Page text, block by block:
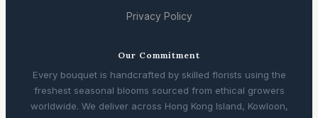
Privacy Policy
Our Commitment
Every bouquet is handcrafted by skilled florists using the
freshest seasonal blooms sourced from ethical growers
worldwide. We deliver across Hong Kong Island, Kowloon,